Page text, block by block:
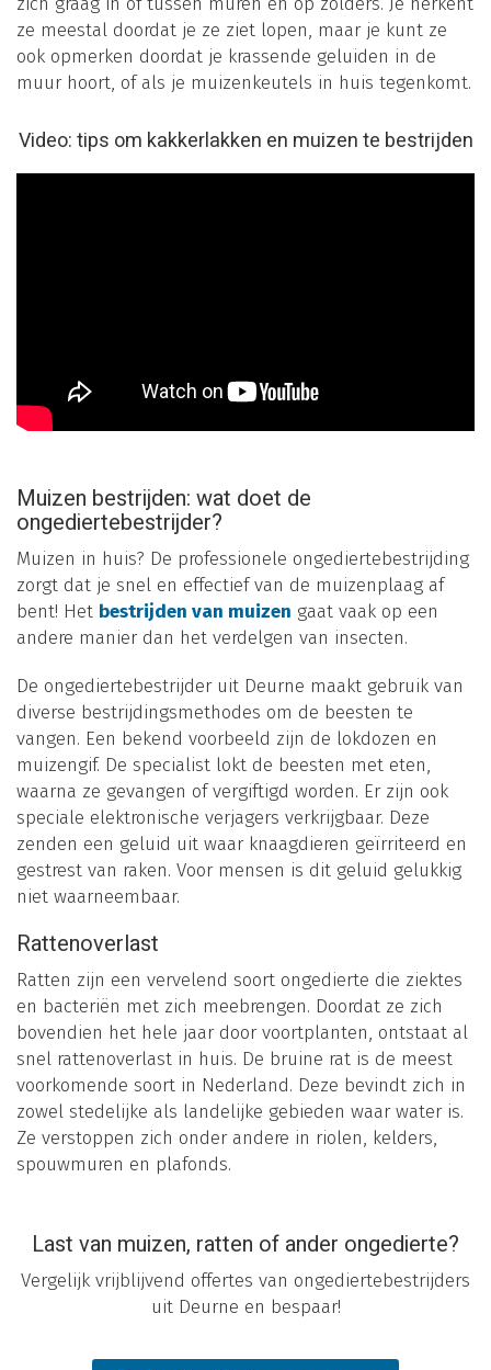
ze meestal doordat je ze ziet lopen, maar je kunt ze
ook opmerken doordat je krassende geluiden in de
muur hoort, of als je muizenkeutels in huis tegenkomt.
Video: tips om kakkerlakken en muizen te bestrijden
Muizen bestrijden: wat doet de
ongediertebestrijder?
Muizen in huis? De professionele ongediertebestrijding
zorgt dat je snel en effectief van de muizenplaag af
bent! Het bestrijden van muizen gaat vaak op een
andere manier dan het verdelgen van insecten.
De ongediertebestrijder uit Deurne maakt gebruik van
diverse bestrijdingsmethodes om de beesten te
vangen. Een bekend voorbeeld zijn de lokdozen en
muizengif. De specialist lokt de beesten met eten,
waarna ze gevangen of vergiftigd worden. Er zijn ook
speciale elektronische verjagers verkrijgbaar. Deze
zenden een geluid uit waar knaagdieren geïrriteerd en
gestrest van raken. Voor mensen is dit geluid gelukkig
niet waarneembaar.
Rattenoverlast
Ratten zijn een vervelend soort ongedierte die ziektes
en bacteriën met zich meebrengen. Doordat ze zich
bovendien het hele jaar door voortplanten, ontstaat al
snel rattenoverlast in huis. De bruine rat is de meest
voorkomende soort in Nederland. Deze bevindt zich in
zowel stedelijke als landelijke gebieden waar water is.
Ze verstoppen zich onder andere in riolen, kelders,
spouwmuren en plafonds.
Last van muizen, ratten of ander ongedierte?
Vergelijk vrijblijvend offertes van ongediertebestrijders
uit Deurne en bespaar!